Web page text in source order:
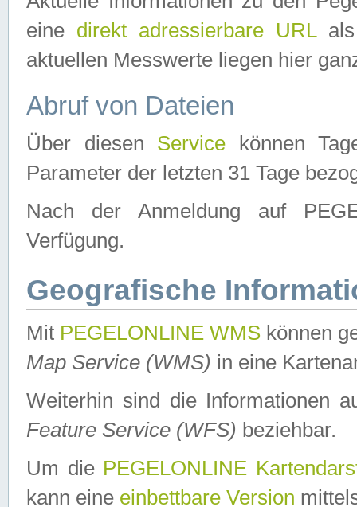
eine direkt adressierbare URLals
aktuellen Messwerte liegen hier
Abruf von Dateien
Über diesen Service können
Parameter der letzten 31 Tage
Nach der Anmeldung auf
Verfügung.
Geografische
Mit PEGELONLINE WMS können
Map Service (WMS) in eine
Weiterhin sind die Informationen
Feature Service (WFS) beziehbar.
Um die PEGELONLINE
kann eine einbettbare Version